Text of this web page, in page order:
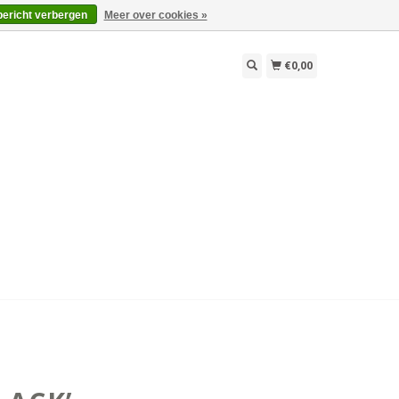
€0,00
verbergen Meer over cookies »